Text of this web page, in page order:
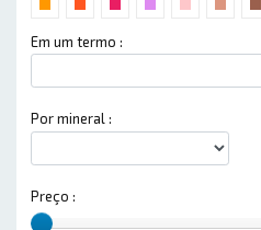
Em um termo :
Por mineral :
Preço :